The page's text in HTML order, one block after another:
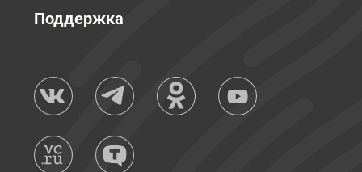
Поддержка